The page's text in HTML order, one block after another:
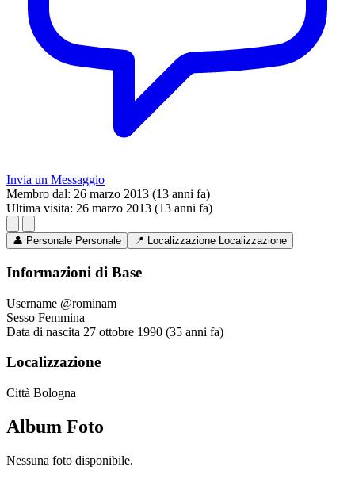
Invia un Messaggio
Membro dal: 26 marzo 2013 (13 anni fa)
Ultima visita: 26 marzo 2013 (13 anni fa)
👤 Personale Personale 📍 Localizzazione Localizzazione
Informazioni di Base
Username @rominam
Sesso Femmina
Data di nascita 27 ottobre 1990 (35 anni fa)
Localizzazione
Città Bologna
Album Foto
Nessuna foto disponibile.